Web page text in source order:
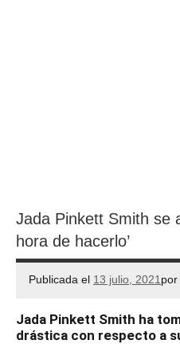
Jada Pinkett Smith se
hora de hacerlo’
Publicada el 13 julio, 2021por
Jada Pinkett Smith ha
drástica con respecto a